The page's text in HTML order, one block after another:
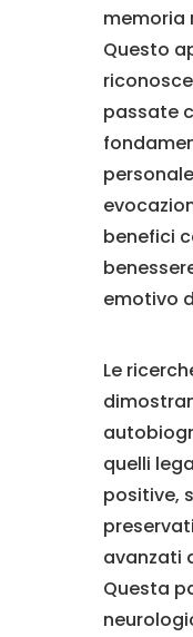
memoria
Questo
passate
benefici
emotivo
Le
quelli
positive,
avanzati
Questa